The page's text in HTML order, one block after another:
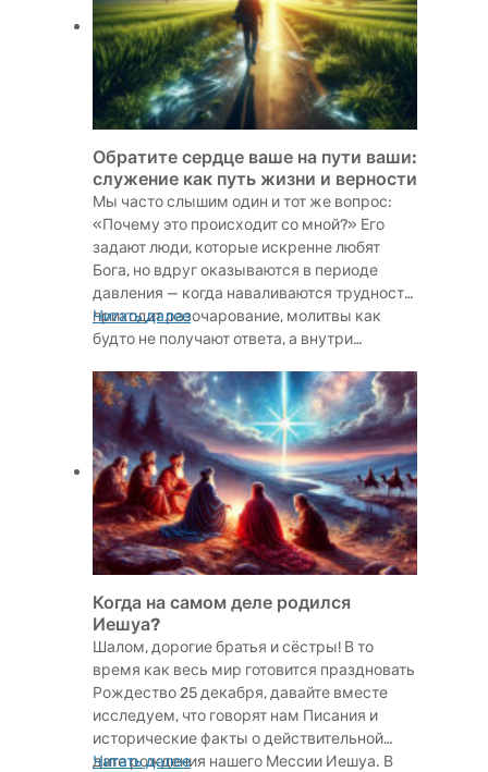
Обратите сердце ваше на пути ваши:
служение как путь жизни и верности
Мы часто слышим один и тот же вопрос:
«Почему это происходит со мной?» Его
задают люди, которые искренне любят
Бога, но вдруг оказываются в периоде
давления — когда наваливаются трудности,
приходит разочарование, молитвы как
будто не получают ответа, а внутри…
Читать далее
Когда на самом деле родился
Иешуа?
Шалом, дорогие братья и сёстры! В то
время как весь мир готовится праздновать
Рождество 25 декабря, давайте вместе
исследуем, что говорят нам Писания и
исторические факты о действительной
дате рождения нашего Мессии Иешуа. В
Читать далее